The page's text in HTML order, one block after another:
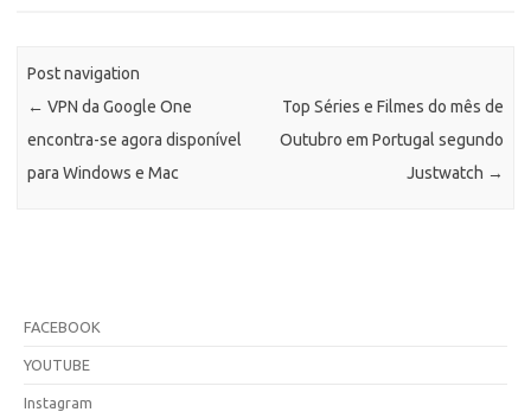
Post navigation
← VPN da Google One
encontra-se agora disponível
para Windows e Mac
Top Séries e Filmes do mês de
Outubro em Portugal segundo
Justwatch →
FACEBOOK
YOUTUBE
Instagram